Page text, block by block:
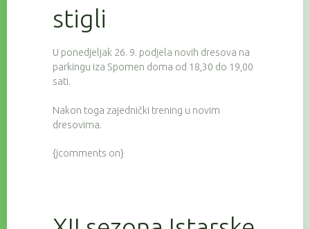
stigli
U ponedjeljak 26. 9. podjela novih dresova na
parkingu iza Spomen doma od 18,30 do 19,00
sati.
Nakon toga zajednički trening u novim
dresovima.
{jcomments on}